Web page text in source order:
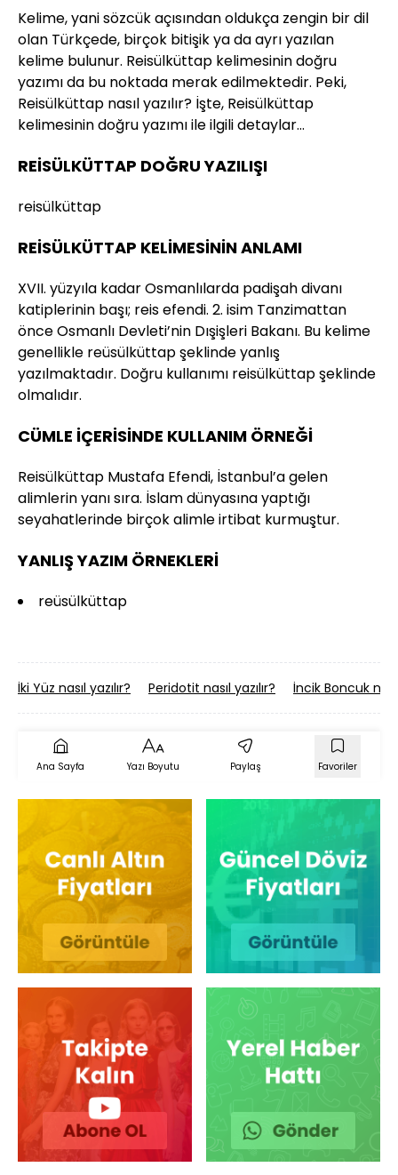
Kelime, yani sözcük açısından oldukça zengin bir dil
olan Türkçede, birçok bitişik ya da ayrı yazılan
kelime bulunur. Reisülküttap kelimesinin doğru
yazımı da bu noktada merak edilmektedir. Peki,
Reisülküttap nasıl yazılır? İşte, Reisülküttap
kelimesinin doğru yazımı ile ilgili detaylar…
REİSÜLKÜTTAP DOĞRU YAZILIŞI
reisülküttap
REİSÜLKÜTTAP KELİMESİNİN ANLAMI
XVII. yüzyıla kadar Osmanlılarda padişah divanı
katiplerinin başı; reis efendi. 2. isim Tanzimattan
önce Osmanlı Devleti’nin Dışişleri Bakanı. Bu kelime
genellikle reüsülküttap şeklinde yanlış
yazılmaktadır. Doğru kullanımı reisülküttap şeklinde
olmalıdır.
CÜMLE İÇERİSİNDE KULLANIM ÖRNEĞİ
Reisülküttap Mustafa Efendi, İstanbul’a gelen
alimlerin yanı sıra. İslam dünyasına yaptığı
seyahatlerinde birçok alimle irtibat kurmuştur.
YANLIŞ YAZIM ÖRNEKLERİ
reüsülküttap
İki Yüz nasıl yazılır? Peridotit nasıl yazılır? İncik Boncuk
Ana Sayfa Yazı Boyutu Paylaş Favoriler